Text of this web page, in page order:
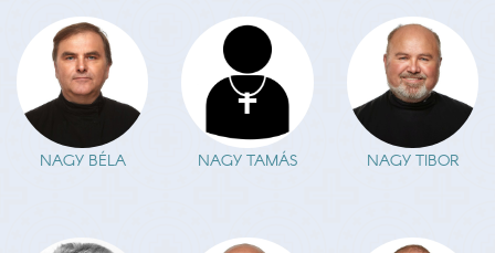
NAGY BÉLA NAGY TAMÁS NAGY TIBOR